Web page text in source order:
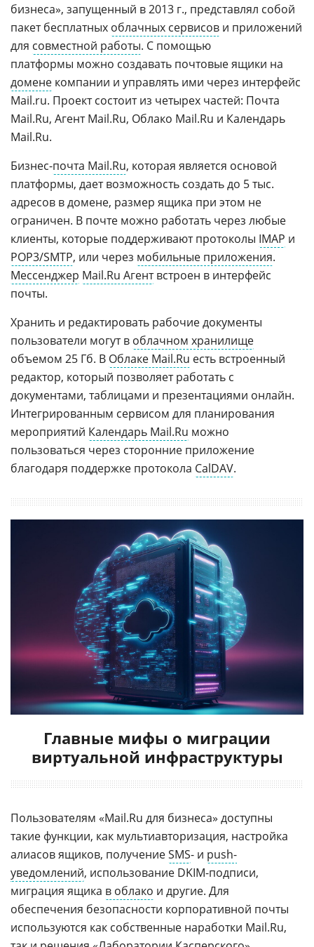
бизнеса», запущенный в 2013 г., представлял собой
пакет бесплатных облачных сервисов и приложений
для совместной работы. С помощью
платформы можно создавать почтовые ящики на
домене компании и управлять ими через интерфейс
Mail.ru. Проект состоит из четырех частей: Почта
Mail.Ru, Агент Mail.Ru, Облако Mail.Ru и Календарь
Mail.Ru.
Бизнес-почта Mail.Ru, которая является основой
платформы, дает возможность создать до 5 тыс.
адресов в домене, размер ящика при этом не
ограничен. В почте можно работать через любые
клиенты, которые поддерживают протоколы IMAP и
POP3/SMTP, или через мобильные приложения.
Мессенджер Mail.Ru Агентвстроен в интерфейс
почты.
Хранить и редактировать рабочие документы
пользователи могут в облачном хранилище
объемом 25 Гб. В Облаке Mail.Ru есть встроенный
редактор, который позволяет работать с
документами, таблицами и презентациями онлайн.
Интегрированным сервисом для планирования
мероприятий Календарь Mail.Ru можно
пользоваться через сторонние приложение
благодаря поддержке протокола CalDAV.
Главные мифы о миграции
виртуальной инфраструктуры
Пользователям «Mail.Ru для бизнеса» доступны
такие функции, как мультиавторизация, настройка
алиасов ящиков, получениеSMS- и push-
уведомлений, использование DKIM-подписи,
миграция ящика в облако и другие. Для
обеспечения безопасности корпоративной почты
используются как собственные наработки Mail.Ru,